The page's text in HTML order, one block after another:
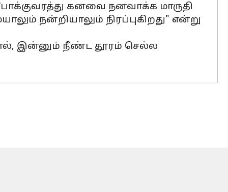
கனவை நனவாக்க மாருதி
நன்றியாலும் நிரப்புகிறது" என்று
இன்னும் நீண்ட தூரம் செல்ல